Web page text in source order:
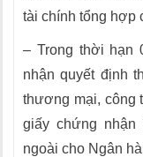
tài chính tổng hợp
– Trong thời hạn
nhận quyết định
thương mại, công
giấy chứng
ngoài cho Ngân